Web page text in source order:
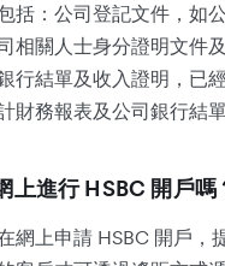
括：公司登記文件，如
相關人士身分證明文件
行結單及收入證明，已
財務報表及公司銀行結單
上進行 HSBC 開戶嗎
網上申請 HSBC 開戶，